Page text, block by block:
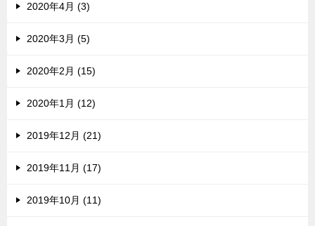
2020年4月 (3)
2020年3月 (5)
2020年2月 (15)
2020年1月 (12)
2019年12月 (21)
2019年11月 (17)
2019年10月 (11)